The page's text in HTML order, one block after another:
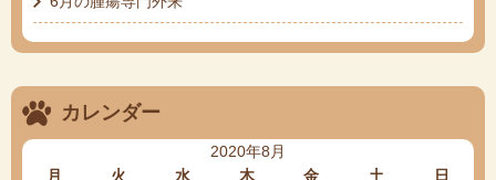
カレンダー
2020年8月
月
火 水 木 金 土 日